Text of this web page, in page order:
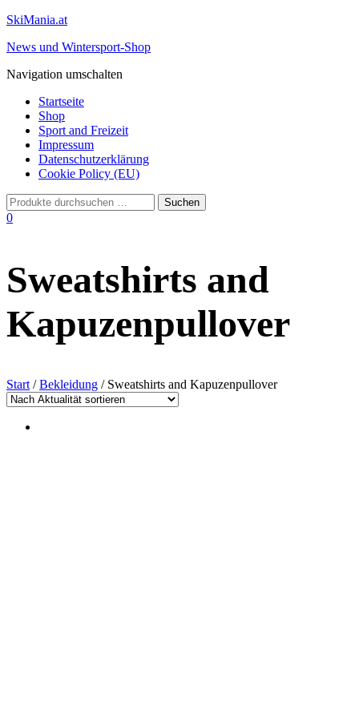
SkiMania.at
News und Wintersport-Shop
Navigation umschalten
Startseite
Shop
Sport and Freizeit
Impressum
Datenschutzerklärung
Cookie Policy (EU)
0
Sweatshirts and
Kapuzenpullover
Start /Bekleidung / Sweatshirts and Kapuzenpullover